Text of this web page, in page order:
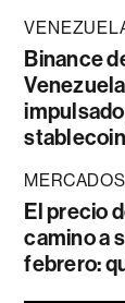
Binance
MERCADOS
El precio
camino a
febrero: